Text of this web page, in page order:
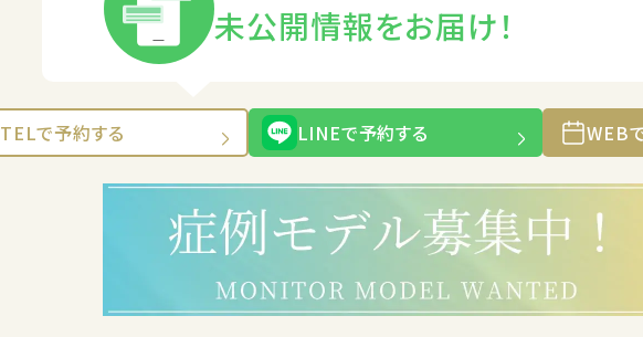
未公開情報をお届け！
TELで予約する LINEで予約する WEB